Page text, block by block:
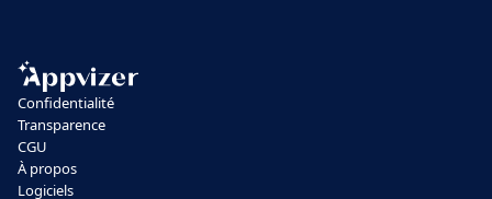
Confidentialité
Transparence
CGU
À propos
Logiciels